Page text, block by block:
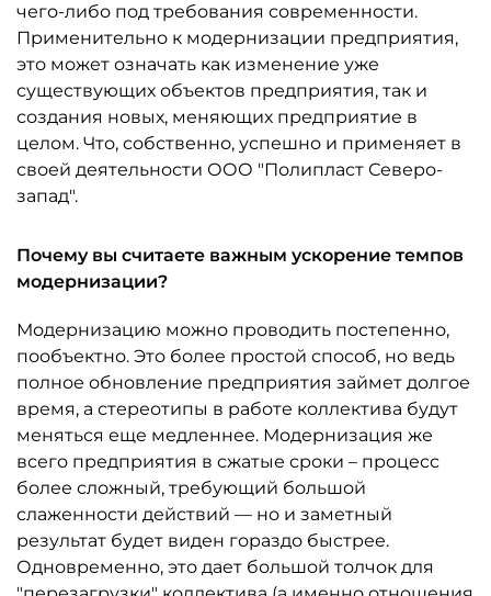
чего-либо под требования современности.
Применительно к модернизации предприятия,
это может означать как изменение уже
существующих объектов предприятия, так и
создания новых, меняющих предприятие в
целом. Что, собственно, успешно и применяет в
своей деятельности ООО "Полипласт Северо-
запад".
Почему вы считаете важным ускорение темпов
модернизации?
Модернизацию можно проводить постепенно,
пообъектно. Это более простой способ, но ведь
полное обновление предприятия займет долгое
время, а стереотипы в работе коллектива будут
меняться еще медленнее. Модернизация же
всего предприятия в сжатые сроки – процесс
более сложный, требующий большой
слаженности действий — но и заметный
результат будет виден гораздо быстрее.
Одновременно, это дает большой толчок для